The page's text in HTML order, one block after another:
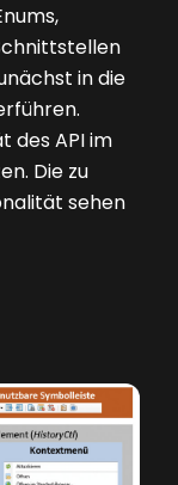
in die
des API im
Die zu
sehen